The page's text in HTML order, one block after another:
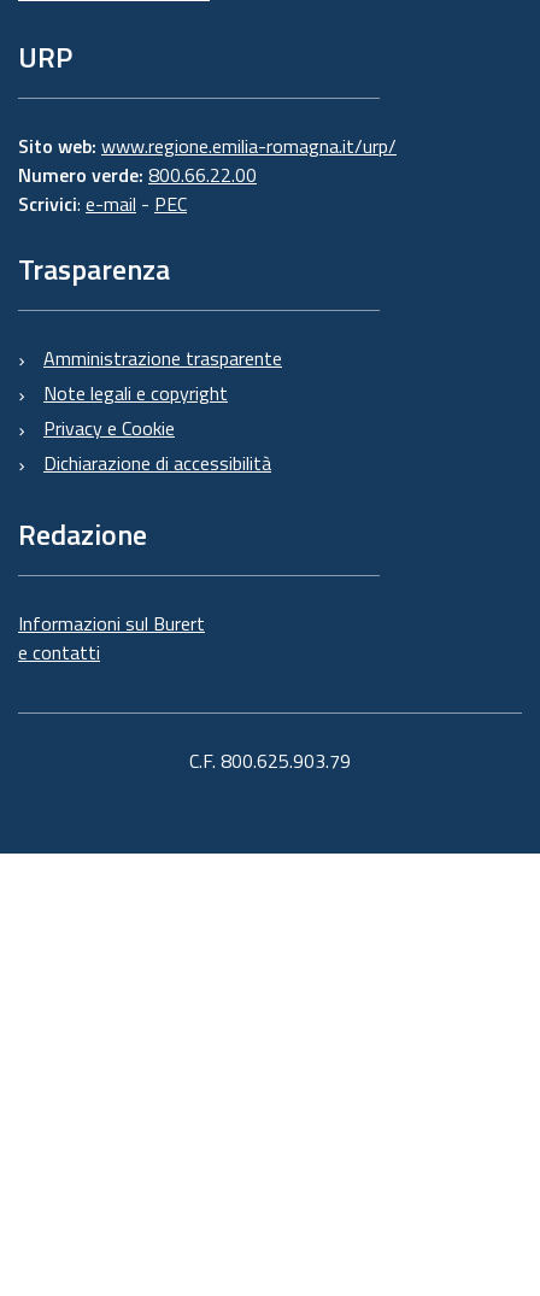
URP
Sito web: www.regione.emilia-romagna.it/urp/
Numero verde: 800.66.22.00
Scrivici: e-mail - PEC
Trasparenza
Amministrazione trasparente
Note legali e copyright
Privacy e Cookie
Dichiarazione di accessibilità
Redazione
Informazioni sul Burert
e contatti
C.F. 800.625.903.79